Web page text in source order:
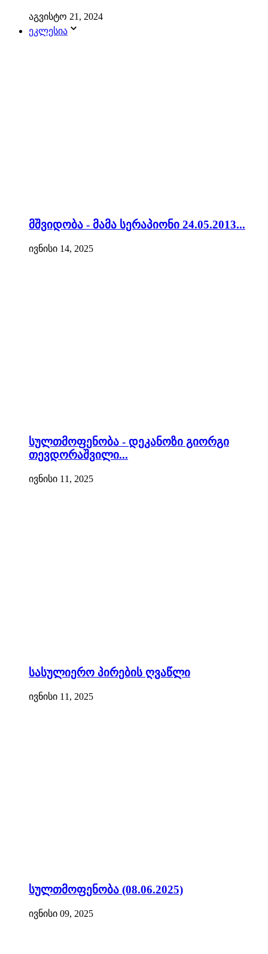
აგვისტო 21, 2024
ეკლესია
მშვიდობა - მამა სერაპიონი 24.05.2013...
ივნისი 14, 2025
სულთმოფენობა - დეკანოზი გიორგი
თევდორაშვილი...
ივნისი 11, 2025
სასულიერო პირების ღვაწლი
ივნისი 11, 2025
სულთმოფენობა (08.06.2025)
ივნისი 09, 2025